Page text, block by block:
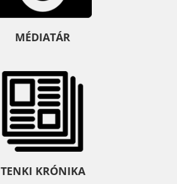
MÉDIATÁR
TENKI KRÓNIKA